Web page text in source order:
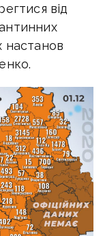
від
настанов